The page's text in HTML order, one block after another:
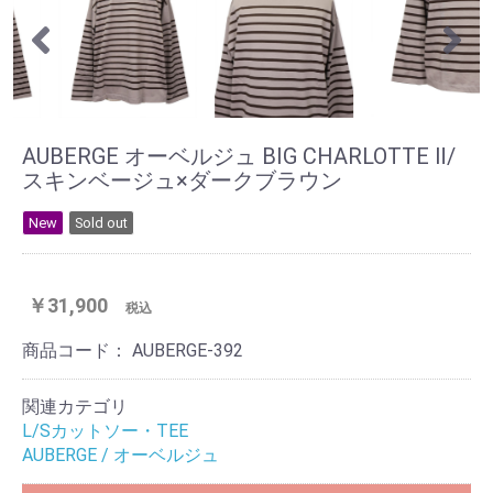
AUBERGE オーベルジュ BIG CHARLOTTE Ⅱ/
スキンベージュ×ダークブラウン
New Sold out
￥31,900 税込
商品コード： AUBERGE-392
関連カテゴリ
L/Sカットソー・TEE
AUBERGE / オーベルジュ